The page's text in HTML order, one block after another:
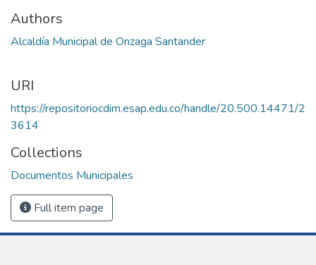
Authors
Alcaldía Municipal de Onzaga Santander
URI
https://repositoriocdim.esap.edu.co/handle/20.500.14471/2
3614
Collections
Documentos Municipales
Full item page